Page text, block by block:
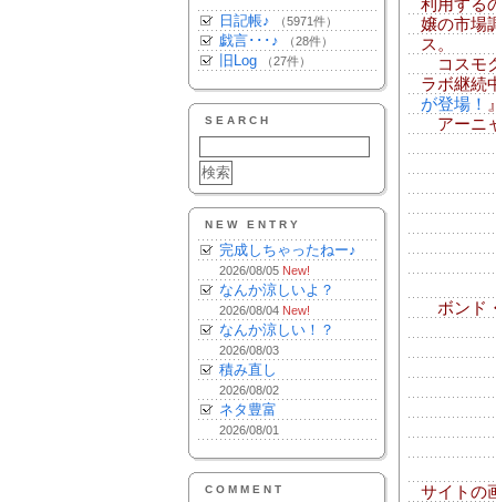
日記帳♪ （5971件）
戯言･･･♪ （28件）
旧Log （27件）
SEARCH
NEW ENTRY
完成しちゃったねー♪
2026/08/05 New!
なんか涼しいよ？
2026/08/04 New!
なんか涼しい！？
2026/08/03
積み直し
2026/08/02
ネタ豊富
2026/08/01
COMMENT
利用する
嬢の市場
ス。
コスモ
ラボ継続
が登場！
アーニ
ボンド
サイトの